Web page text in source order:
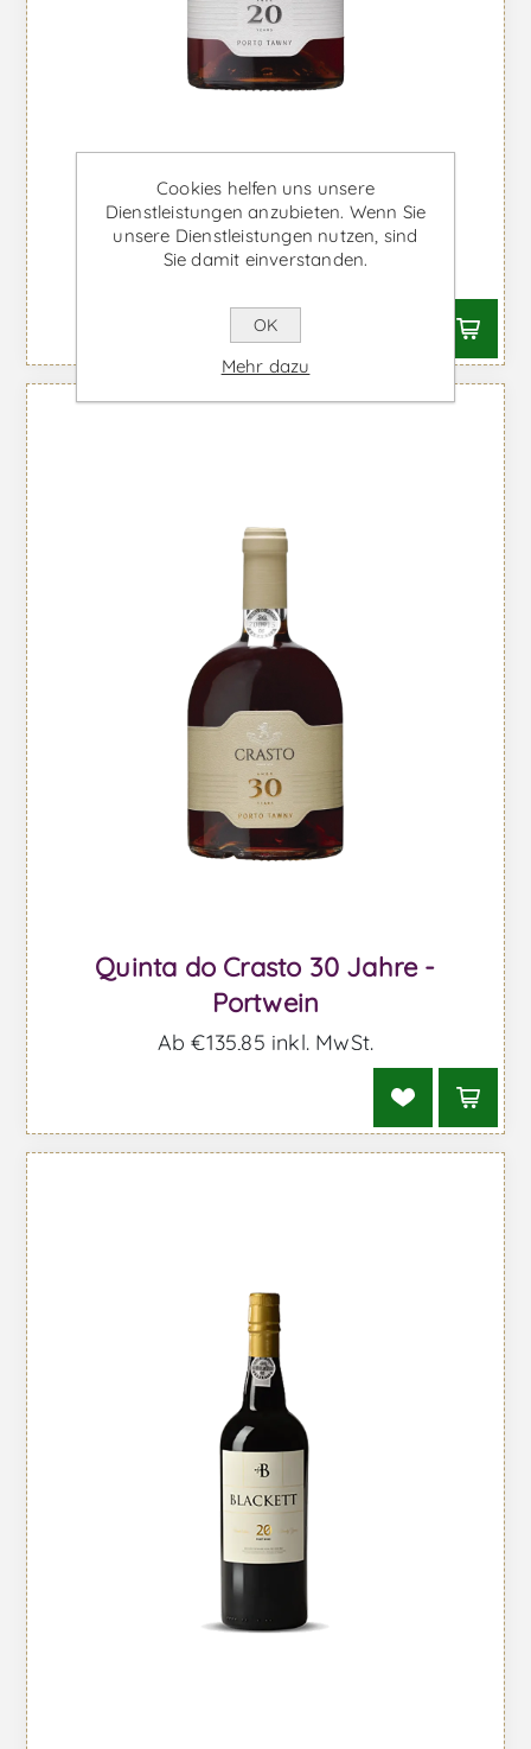
Quinta do Crasto 20 Jahre -
Portwein
Ab €59,04 inkl. MwSt.
Quinta do Crasto 30 Jahre -
Portwein
Ab €135,85 inkl. MwSt.
Cookies helfen uns unsere
Dienstleistungen anzubieten. Wenn Sie
unsere Dienstleistungen nutzen, sind
Sie damit einverstanden.
OK
Mehr dazu